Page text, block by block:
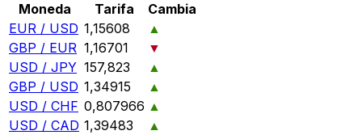
Moneda Tarifa
Cambia
EUR / USD 1,15608
▲
GBP / EUR 1,16701
▼
USD / JPY 157,823
▲
GBP / USD 1,34915
▲
USD / CHF 0,807966 ▲
USD / CAD 1,39483
▲